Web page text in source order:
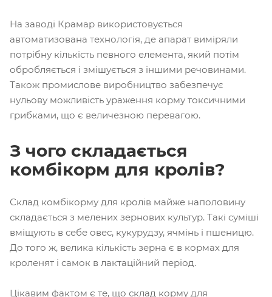
На заводі Крамар використовується
автоматизована технологія, де апарат виміряли
потрібну кількість певного елемента, який потім
обробляється і змішується з іншими речовинами.
Також промислове виробництво забезпечує
нульову можливість ураження корму токсичними
грибками, що є величезною перевагою.
З чого складається
комбікорм для кролів?
Склад комбікорму для кролів майже наполовину
складається з мелених зернових культур. Такі суміші
вміщують в себе овес, кукурудзу, ячмінь і пшеницю.
До того ж, велика кількість зерна є в кормах для
кроленят і самок в лактаційний період.
Цікавим фактом є те, що склад корму для